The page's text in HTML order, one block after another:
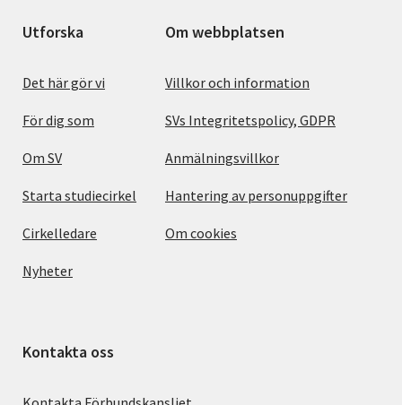
Utforska
Det här gör vi
För dig som
Om SV
Starta studiecirkel
Cirkelledare
Nyheter
Om webbplatsen
Villkor och information
SVs Integritetspolicy, GDPR
Anmälningsvillkor
Hantering av personuppgifter
Om cookies
Kontakta oss